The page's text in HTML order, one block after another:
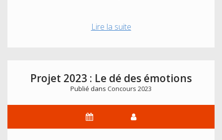
Lire la suiteProjet
braille
dont
le
Projet 2023 : Le dé des émotions
Publié dans Concours 2023